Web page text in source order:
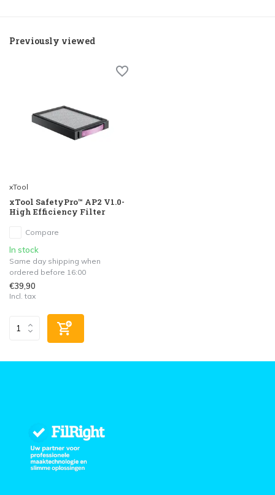
Previously viewed
xTool
xTool SafetyPro™ AP2 V1.0-
High Efficiency Filter
Compare
In stock
Same day shipping when
ordered before 16:00
€39,90
Incl. tax